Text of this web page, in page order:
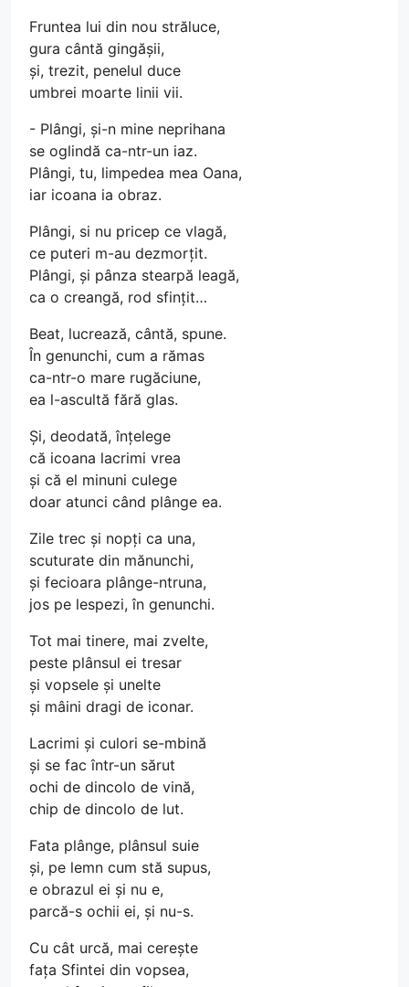
Fruntea lui din nou străluce,
gura cântă gingășii,
și, trezit, penelul duce
umbrei moarte linii vii.
- Plângi, și-n mine neprihana
se oglindă ca-ntr-un iaz.
Plângi, tu, limpedea mea Oana,
iar icoana ia obraz.
Plângi, si nu pricep ce vlagă,
ce puteri m-au dezmorțit.
Plângi, și pânza stearpă leagă,
ca o creangă, rod sfințit…
Beat, lucrează, cântă, spune.
În genunchi, cum a rămas
ca-ntr-o mare rugăciune,
ea l-ascultă fără glas.
Și, deodată, înțelege
că icoana lacrimi vrea
și că el minuni culege
doar atunci când plânge ea.
Zile trec și nopți ca una,
scuturate din mănunchi,
și fecioara plânge-ntruna,
jos pe lespezi, în genunchi.
Tot mai tinere, mai zvelte,
peste plânsul ei tresar
și vopsele și unelte
și mâini dragi de iconar.
Lacrimi și culori se-mbină
și se fac într-un sărut
ochi de dincolo de vină,
chip de dincolo de lut.
Fata plânge, plânsul suie
și, pe lemn cum stă supus,
e obrazul ei și nu e,
parcă-s ochii ei, și nu-s.
Cu cât urcă, mai cerește
fața Sfintei din vopsea,